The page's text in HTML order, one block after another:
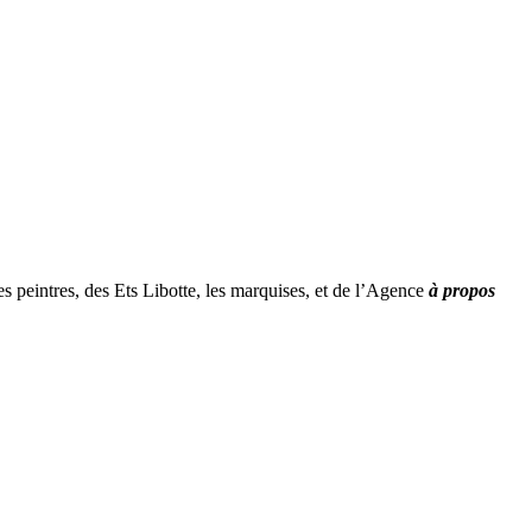
peintres, des Ets Libotte, les marquises, et de l’Agence à propos